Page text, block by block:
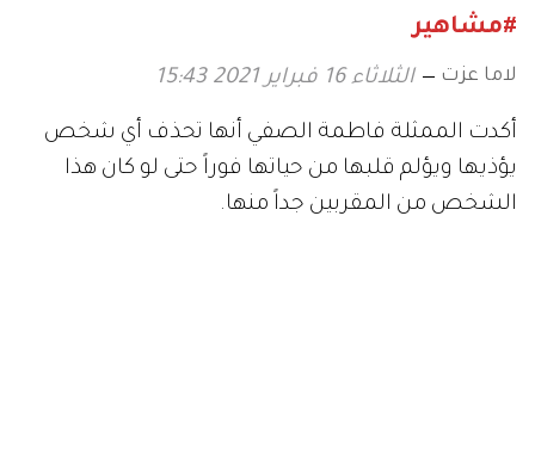
#مشاهير
لاما عزت الثلاثاء 16 فبراير 2021 15:43
أكدت الممثلة فاطمة الصفي أنها تحذف أي شخص
يؤذيها ويؤلم قلبها من حياتها فوراً حتى لو كان هذا
الشخص من المقربين جداً منها.